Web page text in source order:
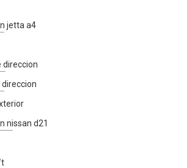
jetta a4
direccion
nissan d21